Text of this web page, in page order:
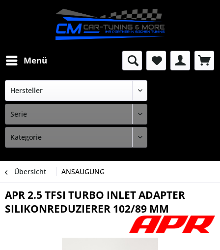
Menü
Übersicht ANSAUGUNG
APR 2.5 TFSI TURBO INLET ADAPTER
SILIKONREDUZIERER 102/89 MM